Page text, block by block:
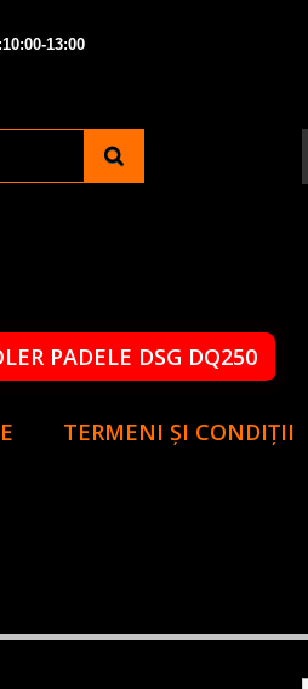
13:00
PADELE DSG DQ250
TERMENI ȘI CONDIȚII